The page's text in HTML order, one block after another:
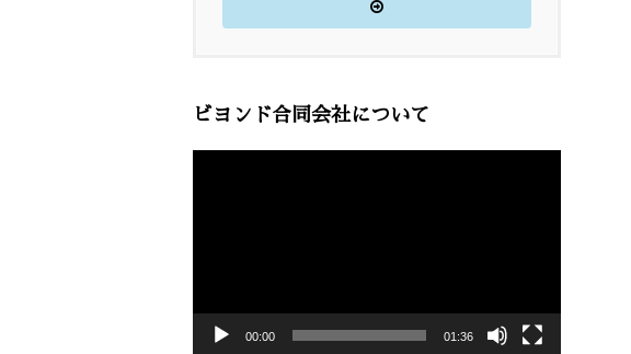
ビヨンド合同会社について
00:00 01:36